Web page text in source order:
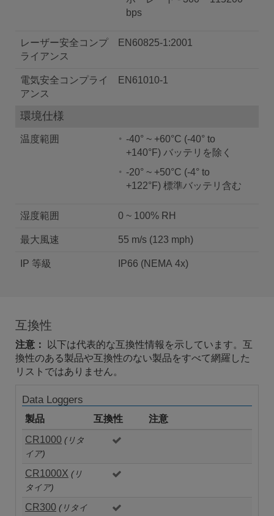
bps
レーザー安全コンプ
ライアンス
EN60825-1:2001
電気安全コンプライ
アンス
EN61010-1
環境仕様
温度範囲
-40° ~ +60°C (-40° to
+140°F) バッテリを除く
-20° ~ +50°C (-4° to
+122°F) 標準バッテリ含む
湿度範囲 0 ~ 100% RH
最大風速 55 m/s (123 mph)
IP 等級 IP66 (NEMA 4x)
互換性
注意：
以下は代表的な互換性情報を示しています。互
換性のある製品や互換性のない製品をすべて網羅した
リストではありません。
Data Loggers
製品 互換性
注意
CR1000 (リタ
イア)
CR1000X (リ
タイア)
CR300 (リタイ